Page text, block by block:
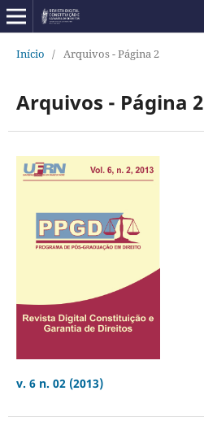
Início / Arquivos - Página 2
Arquivos - Página 2
v. 6 n. 02 (2013)